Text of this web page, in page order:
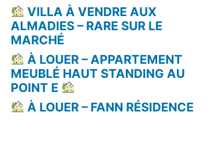
VILLA À VENDRE AUX
ALMADIES – RARE SUR LE
MARCHÉ
À LOUER – APPARTEMENT
MEUBLÉ HAUT STANDING AU
POINT E
À LOUER – FANN RÉSIDENCE